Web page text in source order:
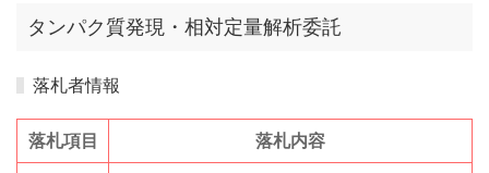
タンパク質発現・相対定量解析委託
落札者情報
落札項目 落札内容